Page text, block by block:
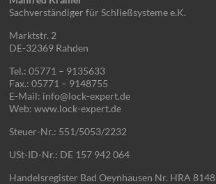
Sachverständiger für Schließsysteme e.K.
Marktstr. 2
DE-32369 Rahden
Tel.: 05771 – 9135633
Fax.: 05771 – 9148755
E-Mail: info@lock-expert.de
Web: www.lock-expert.de
Steuer-Nr.: 551/5053/2232
USt-ID-Nr.: DE 157 942 064
Handelsregister Bad Oeynhausen Nr. HRA 8148